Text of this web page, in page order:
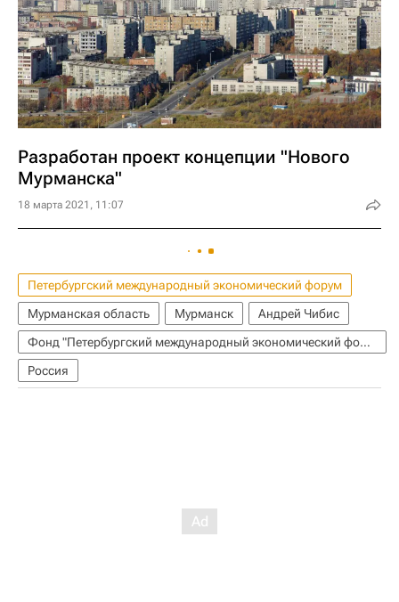
Разработан проект концепции "Нового
Мурманска"
18 марта 2021, 11:07
Петербургский международный экономический форум
Мурманская область
Мурманск
Андрей Чибис
Фонд "Петербургский международный экономический форум" (фонд)
Россия